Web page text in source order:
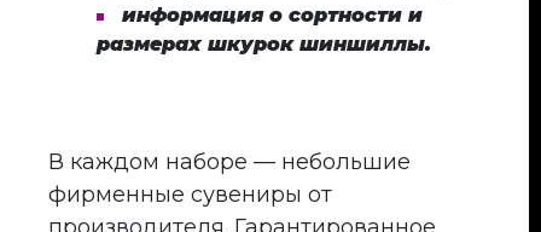
информация о сортности и
размерах шкурок шиншиллы.
В каждом наборе — небольшие
фирменные сувениры от